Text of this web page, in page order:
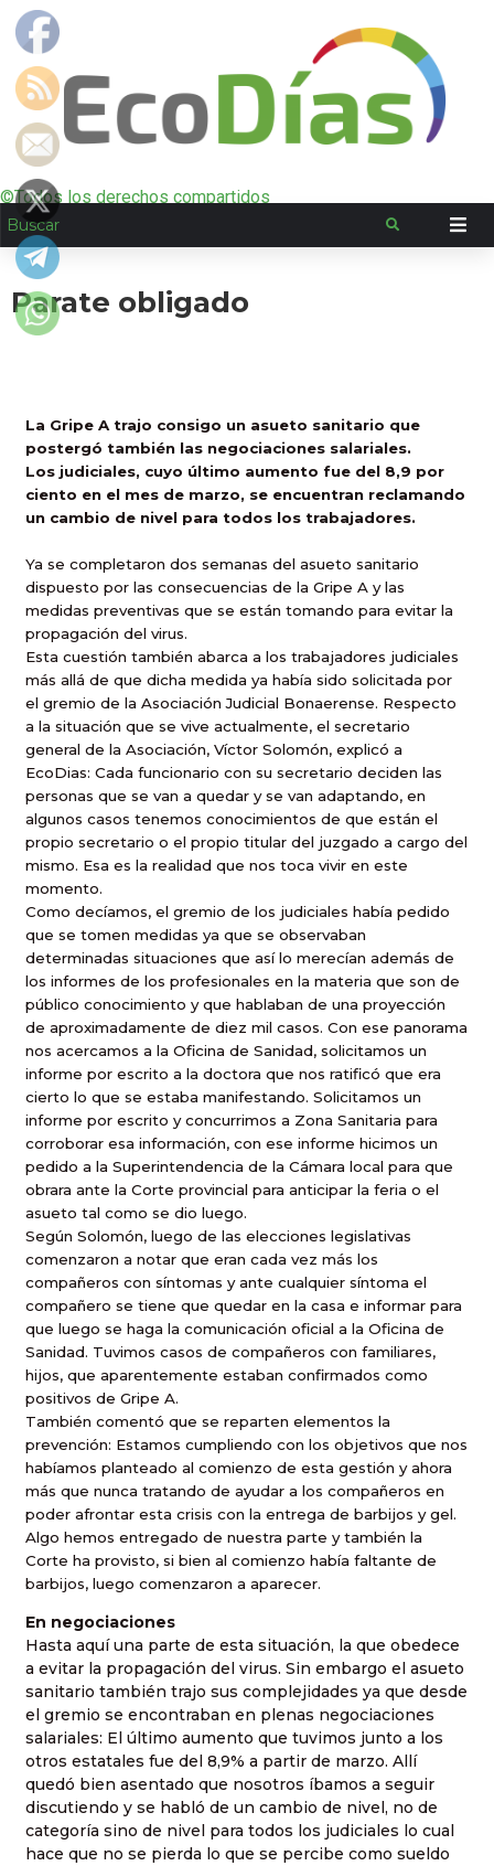
©Todos los derechos compartidos
Parate obligado
La Gripe A trajo consigo un asueto sanitario que
postergó también las negociaciones salariales.
Los judiciales, cuyo último aumento fue del 8,9 por
ciento en el mes de marzo, se encuentran reclamando
un cambio de nivel para todos los trabajadores.
Ya se completaron dos semanas del asueto sanitario
dispuesto por las consecuencias de la Gripe A y las
medidas preventivas que se están tomando para evitar la
propagación del virus.
Esta cuestión también abarca a los trabajadores judiciales
más allá de que dicha medida ya había sido solicitada por
el gremio de la Asociación Judicial Bonaerense. Respecto
a la situación que se vive actualmente, el secretario
general de la Asociación, Víctor Solomón, explicó a
EcoDias: Cada funcionario con su secretario deciden las
personas que se van a quedar y se van adaptando, en
algunos casos tenemos conocimientos de que están el
propio secretario o el propio titular del juzgado a cargo del
mismo. Esa es la realidad que nos toca vivir en este
momento.
Como decíamos, el gremio de los judiciales había pedido
que se tomen medidas ya que se observaban
determinadas situaciones que así lo merecían además de
los informes de los profesionales en la materia que son de
público conocimiento y que hablaban de una proyección
de aproximadamente de diez mil casos. Con ese panorama
nos acercamos a la Oficina de Sanidad, solicitamos un
informe por escrito a la doctora que nos ratificó que era
cierto lo que se estaba manifestando. Solicitamos un
informe por escrito y concurrimos a Zona Sanitaria para
corroborar esa información, con ese informe hicimos un
pedido a la Superintendencia de la Cámara local para que
obrara ante la Corte provincial para anticipar la feria o el
asueto tal como se dio luego.
Según Solomón, luego de las elecciones legislativas
comenzaron a notar que eran cada vez más los
compañeros con síntomas y ante cualquier síntoma el
compañero se tiene que quedar en la casa e informar para
que luego se haga la comunicación oficial a la Oficina de
Sanidad. Tuvimos casos de compañeros con familiares,
hijos, que aparentemente estaban confirmados como
positivos de Gripe A.
También comentó que se reparten elementos la
prevención: Estamos cumpliendo con los objetivos que nos
habíamos planteado al comienzo de esta gestión y ahora
más que nunca tratando de ayudar a los compañeros en
poder afrontar esta crisis con la entrega de barbijos y gel.
Algo hemos entregado de nuestra parte y también la
Corte ha provisto, si bien al comienzo había faltante de
barbijos, luego comenzaron a aparecer.
En negociaciones
Hasta aquí una parte de esta situación, la que obedece
a evitar la propagación del virus. Sin embargo el asueto
sanitario también trajo sus complejidades ya que desde
el gremio se encontraban en plenas negociaciones
salariales: El último aumento que tuvimos junto a los
otros estatales fue del 8,9% a partir de marzo. Allí
quedó bien asentado que nosotros íbamos a seguir
discutiendo y se habló de un cambio de nivel, no de
categoría sino de nivel para todos los judiciales lo cual
hace que no se pierda lo que se percibe como sueldo